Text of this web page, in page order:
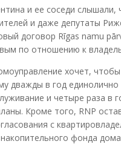
и ее соседи
и даже депутаты
договор Rīgas namu
по отношению к
хочет,
дважды в год единолично
и четыре раза в
Кроме того, RNP
с
фонда